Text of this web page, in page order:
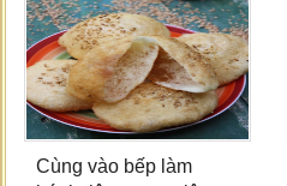
Cùng vào bếp làm